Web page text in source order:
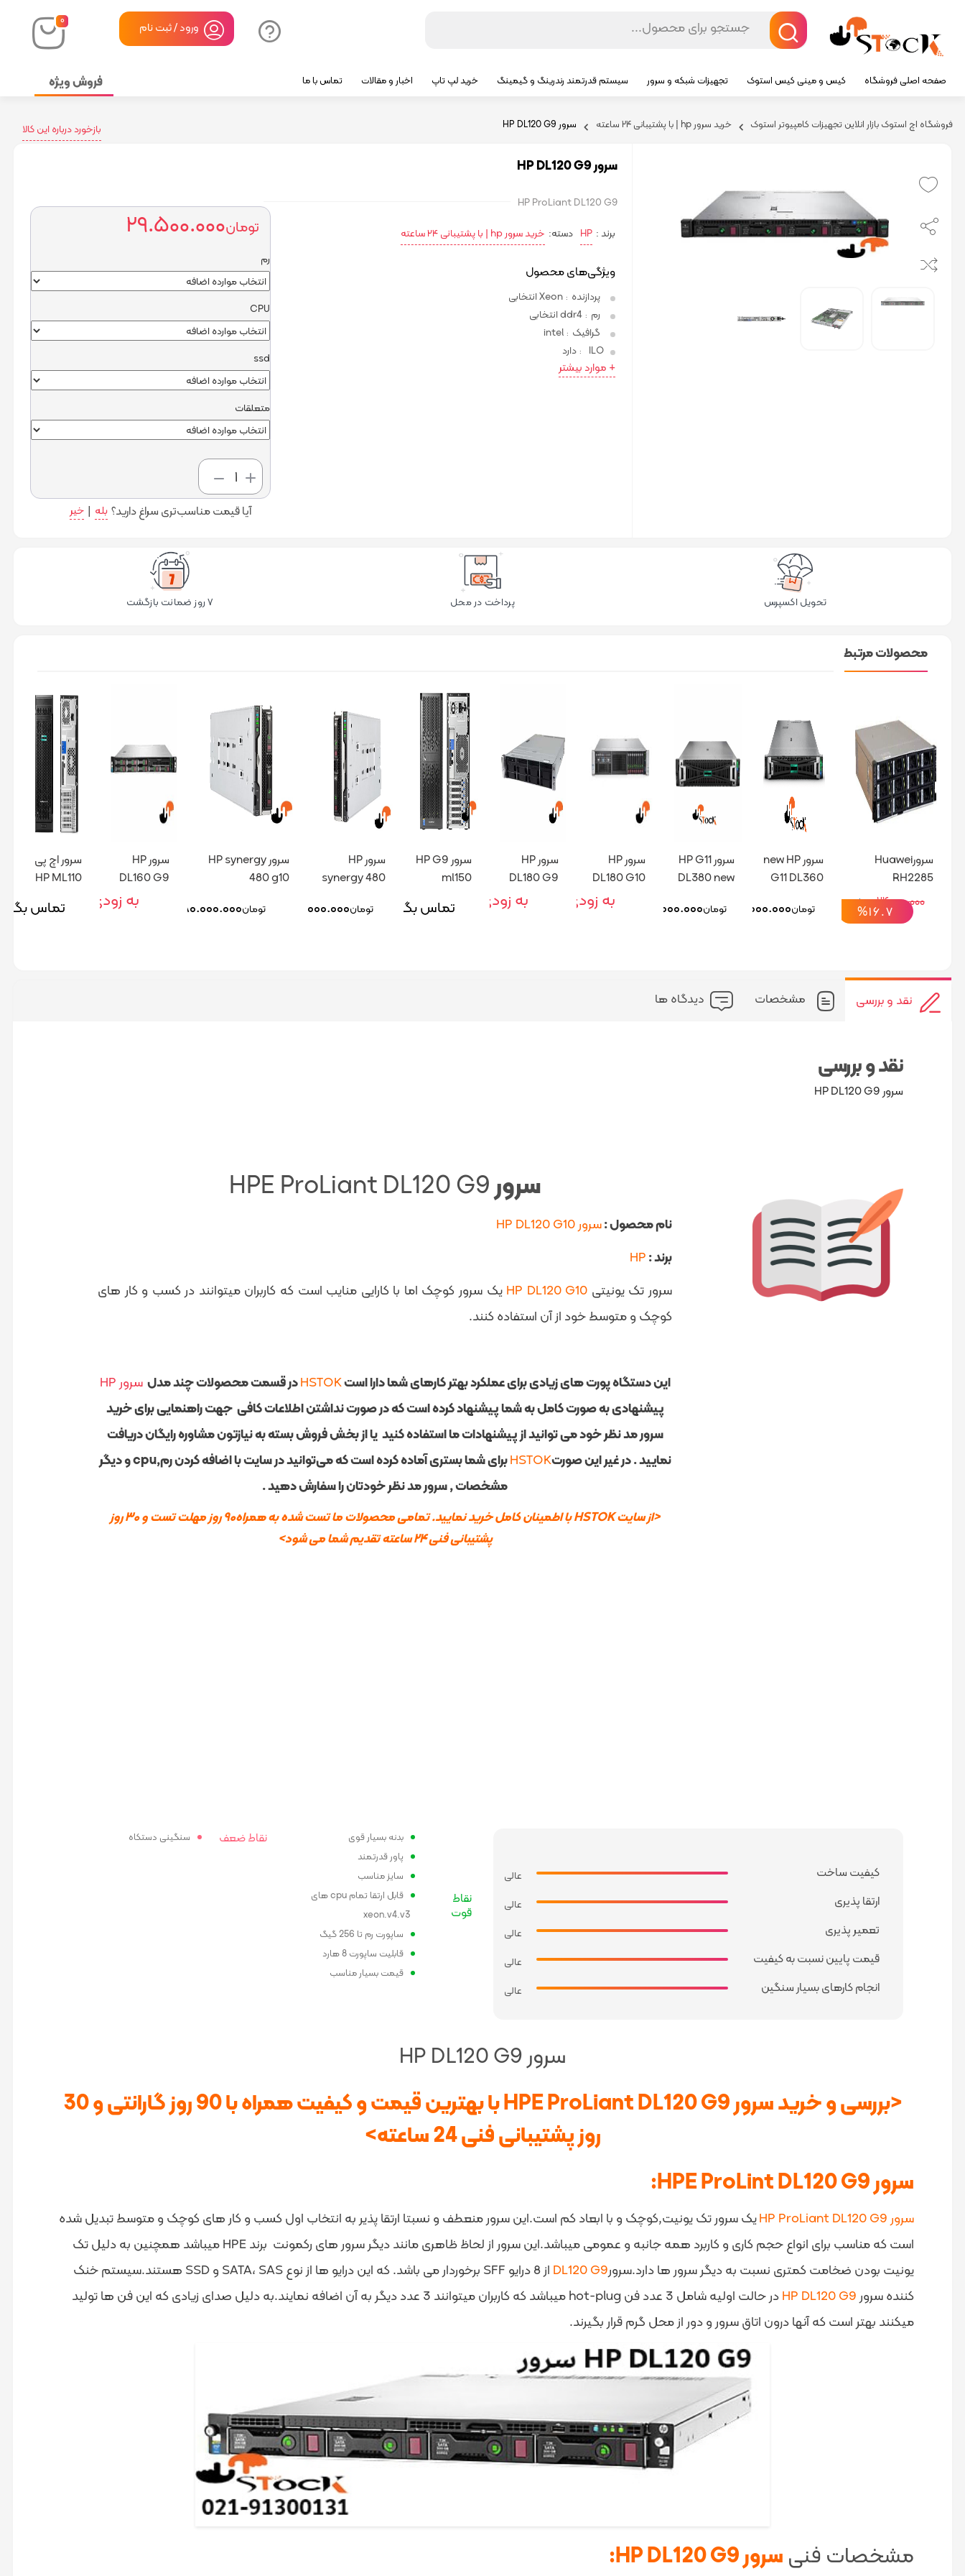
۰ ورود / ثبت نام
صفحه اصلی فروشگاه کیس و مینی کیس استوک تجهیزات شبکه و سرور سیستم قدرتمند رندرینگ و گیمینگ خرید لپ تاپ اخبار و مقالات تماس با ما فروش ویژه
فروشگاه اچ استوک بازار انلاین تجهیزات کامپیوتر استوک خرید سرور hp | با پشتیبانی ۲۴ ساعته سرور HP DL120 G9 بازخورد درباره این کالا
سرور HP DL120 G9
HP ProLiant DL120 G9
برند : HP دسته: خرید سرور hp | با پشتیبانی ۲۴ ساعته
ویژگی‌های محصول
پردازنده : Xeon انتخابی
رم : ddr4 انتخابی
گرافیک :
intel
ILO
: دارد
+ موارد بیشتر
تومان۲۹.۵۰۰.۰۰۰
رم
CPU
ssd
متعلقات
به سبد
خرید
آیا قیمت مناسب‌تری سراغ دارید؟ بله | خیر
تحویل اکسپرس پرداخت در محل ۷ روز ضمانت بازگشت
محصولات مرتبط
سرورHuawei
RH2285
۲۴.۰۰۰.۰۰۰تومان۲۰.۰۰۰.۰۰۰
%۱۶.۷
سرور new HP
G11 DL360
تومان۷۵۰.۰۰۰.۰۰۰
سرور HP G11
DL380 new
تومان۸۵۰.۰۰۰.۰۰۰
سرور HP
DL180 G10
به زودی
سرور HP
DL180 G9
به زودی
سرور HP G9
ml150
تماس بگیرید
سرور HP
synergy 480
تومان۴۶۲.۰۰۰.۰۰۰
سرور HP synergy
480 g10
تومان۵۸۰.۰۰۰.۰۰۰
سرور HP
DL160 G9
به زودی
سرور اچ پی
HP ML110
تماس
نقد و بررسی مشخصات دیدگاه ها
نقد و بررسی
سرور HP DL120 G9
سرورHPE ProLiant DL120 G9
نام محصول :سرور HP DL120 G10
برند :HP
سرور تک یونیتی HP DL120 G10 یک سرور کوچک اما با کارایی منایب است که کاربران میتوانند در کسب و کار های
کوچک و متوسط خود از آن استفاده کنند.
این دستگاه پورت های زیادی برای عملکرد بهتر کارهای شما دارا استHSTOKدر قسمت محصولات چند مدلسرور HP
پیشنهادی به صورت کامل به شما پیشنهاد کرده است که در صورت نداشتن اطلاعات کافی جهت راهنمایی برای خرید
سرور مد نظر خود می توانید از پیشنهادات ما استفاده کنید یا از بخش فروش بسته به نیازتون مشاوره رایگان دریافت
نمایید . در غیر این صورتHSTOK
برای شما بستری آماده کرده است که می‌توانید در سایت با اضافه کردن رم,cpu و دیگر
مشخصات , سرور مد نظر خودتان را سفارش دهید .
<از سایت HSTOK با اطمینان کامل خرید نمایید. تمامی محصولات ما تست شده به همراه۹۰ روز مهلت تست و ۳۰ روز
پشتیبانی فنی ۲۴ ساعته تقدیم شما می شود>
کیفیت ساخت عالی
ارتقا پذیری عالی
تعمیر پذیری عالی
قیمت پایین نسبت به کیفیت عالی
انجام کارهای بسیار سنگین عالی
نقاط
قوت
بدنه بسیار قوی
پاور قدرتمند
سایز مناسب
قابل ارتقا تمام cpu های
xeon.v4.v3
ساپورت رم تا 256 گیگ
قابلیت ساپورت 8 هارد
قیمت بسیار مناسب
نقاط ضعف سنگینی دستکاه
سرور HP DL120 G9
<بررسی و خرید سرور HPE ProLiant DL120 G9
با بهترین قیمت و کیفیت همراه با 90 روز گارانتی و 30
روز پشتیبانی فنی 24 ساعته>
سرور HPE ProLint DL120 G9:
سرور HP ProLiant DL120 G9
یک سرور تک یونیت,کوچک و با ابعاد کم است.این سرور منعطف و نسبتا ارتقا پذیر به انتخاب اول کسب و کار های کوچک و متوسط تبدیل شده
است که مناسب برای انواع حجم کاری و کاربرد همه جانبه و عمومی میباشد.این سرور از لحاظ ظاهری مانند دیگر سرور های رکمونت برند HPE میباشد همچنین به دلیل تک
یونیت بودن ضخامت کمتری نسبت به دیگر سرور ها دارد.سرورDL120 G9
از 8 درایو SFF برخوردار می باشد. که این درایو ها از نوع SATA، SAS و SSD هستند.سیستم خنک
کننده سرورHP DL120 G9
در حالت اولیه شامل 3 عدد فن hot-plug میباشد که کاربران میتوانند 3 عدد دیگر به آن اضافه نمایند.به دلیل صدای زیادی که این فن ها تولید
میکنند بهتر است که آنها درون اتاق سرور و دور از محل گرم قرار بگیرند.
مشخصات فنی سرور HP DL120 G9: